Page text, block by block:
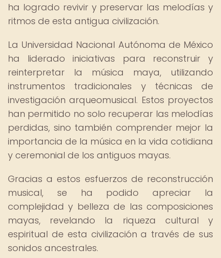
ha logrado revivir y preservar las melodías y
ritmos de esta antigua civilización.
La Universidad Nacional Autónoma de México
ha liderado iniciativas para reconstruir y
reinterpretar la música maya, utilizando
instrumentos tradicionales y técnicas de
investigación arqueomusical. Estos proyectos
han permitido no solo recuperar las melodías
perdidas, sino también comprender mejor la
importancia de la música en la vida cotidiana
y ceremonial de los antiguos mayas.
Gracias a estos esfuerzos de reconstrucción
musical, se ha podido apreciar la
complejidad y belleza de las composiciones
mayas, revelando la riqueza cultural y
espiritual de esta civilización a través de sus
sonidos ancestrales.